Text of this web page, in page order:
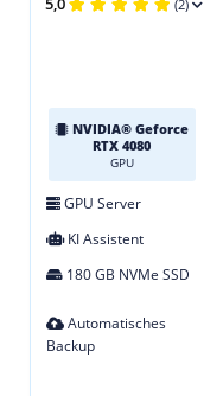
(2)
NVIDIA® Geforce
RTX 4080
GPU
GPU Server
KI Assistent
180 GB NVMe SSD
Automatisches
Backup